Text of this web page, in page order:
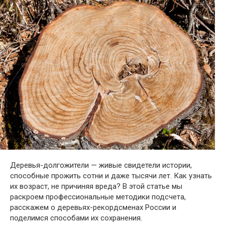
Деревья-долгожители — живые свидетели истории,
способные прожить сотни и даже тысячи лет. Как узнать
их возраст, не причиняя вреда? В этой статье мы
раскроем профессиональные методики подсчета,
расскажем о деревьях-рекордсменах России и
поделимся способами их сохранения.